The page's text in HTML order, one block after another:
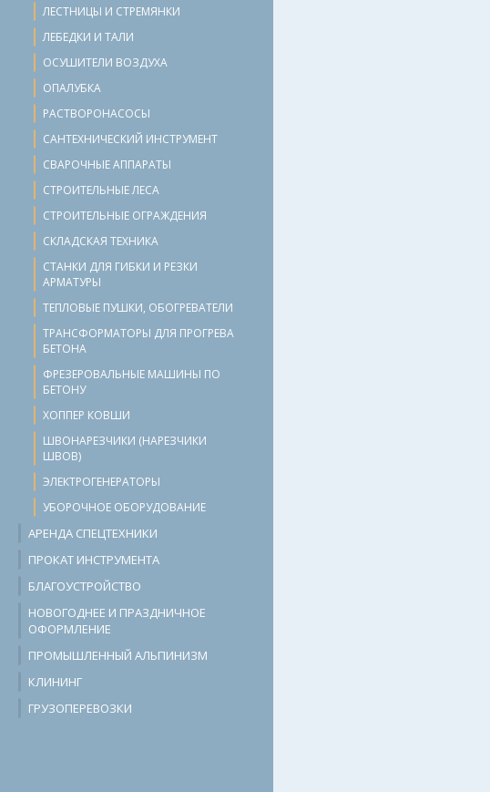
ЛЕСТНИЦЫ И СТРЕМЯНКИ
ЛЕБЕДКИ И ТАЛИ
ОСУШИТЕЛИ ВОЗДУХА
ОПАЛУБКА
РАСТВОРОНАСОСЫ
САНТЕХНИЧЕСКИЙ ИНСТРУМЕНТ
СВАРОЧНЫЕ АППАРАТЫ
СТРОИТЕЛЬНЫЕ ЛЕСА
СТРОИТЕЛЬНЫЕ ОГРАЖДЕНИЯ
СКЛАДСКАЯ ТЕХНИКА
СТАНКИ ДЛЯ ГИБКИ И РЕЗКИ
АРМАТУРЫ
ТЕПЛОВЫЕ ПУШКИ, ОБОГРЕВАТЕЛИ
ТРАНСФОРМАТОРЫ ДЛЯ ПРОГРЕВА
БЕТОНА
ФРЕЗЕРОВАЛЬНЫЕ МАШИНЫ ПО
БЕТОНУ
ХОППЕР КОВШИ
ШВОНАРЕЗЧИКИ (НАРЕЗЧИКИ
ШВОВ)
ЭЛЕКТРОГЕНЕРАТОРЫ
УБОРОЧНОЕ ОБОРУДОВАНИЕ
АРЕНДА СПЕЦТЕХНИКИ
ПРОКАТ ИНСТРУМЕНТА
БЛАГОУСТРОЙСТВО
НОВОГОДНЕЕ И ПРАЗДНИЧНОЕ
ОФОРМЛЕНИЕ
ПРОМЫШЛЕННЫЙ АЛЬПИНИЗМ
КЛИНИНГ
ГРУЗОПЕРЕВОЗКИ